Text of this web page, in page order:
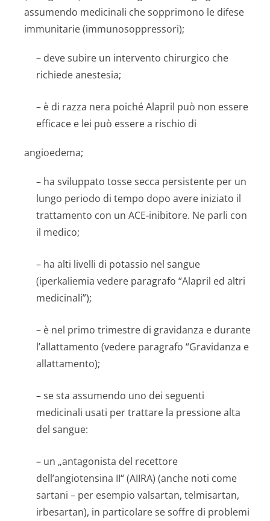
assumendo medicinali che sopprimono le difese
immunitarie (immunosoppres­sori);
– deve subire un intervento chirurgico che
richiede anestesia;
– è di razza nera poiché Alapril può non essere
efficace e lei può essere a rischio di
angioedema;
– ha sviluppato tosse secca persistente per un
lungo periodo di tempo dopo avere iniziato il
trattamento con un ACE-inibitore. Ne parli con
il medico;
– ha alti livelli di potassio nel sangue
(iperkaliemia vedere paragrafo “Alapril ed altri
medicinali”);
– è nel primo trimestre di gravidanza e durante
l’allattamento (vedere paragrafo “Gravidanza e
allattamento);
– se sta assumendo uno dei seguenti
medicinali usati per trattare la pressione alta
del sangue:
– un „antagonista del recettore
dell’angiotensina II“ (AIIRA) (anche noti come
sartani – per esempio valsartan, telmisartan,
irbesartan), in particolare se soffre di problemi